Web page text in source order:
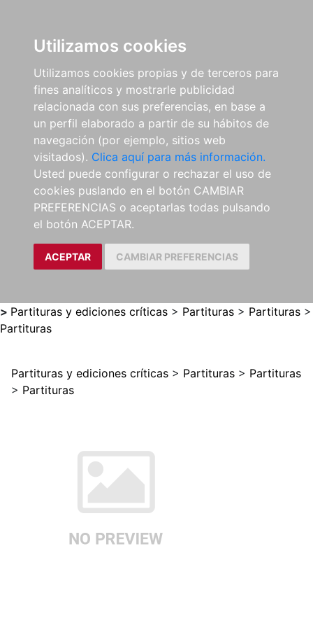
Utilizamos cookies
Utilizamos cookies propias y de terceros para
fines analíticos y mostrarle publicidad
relacionada con sus preferencias, en base a
un perfil elaborado a partir de su hábitos de
navegación (por ejemplo, sitios web
visitados). Clica aquí para más información.
Usted puede configurar o rechazar el uso de
cookies puslando en el botón CAMBIAR
PREFERENCIAS o aceptarlas todas pulsando
el botón ACEPTAR.
ACEPTAR CAMBIAR PREFERENCIAS
> Partituras y ediciones críticas > Partituras > Partituras >
Partituras
Partituras y ediciones críticas > Partituras > Partituras
> Partituras